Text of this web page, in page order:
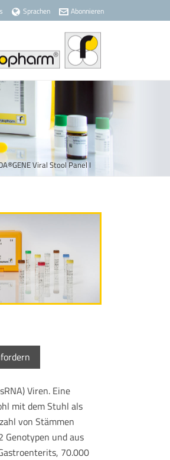
Sprachen Abonnieren
Viral Stool Panel I
Viren. Eine
mit dem Stuhl als
von Stämmen
Genotypen und aus
70.000